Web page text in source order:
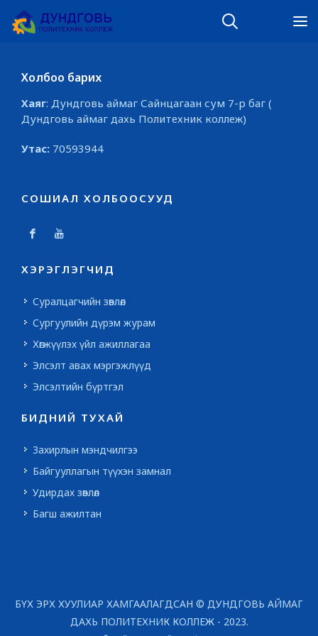
Холбоо барих
Хаяг: Дундговь аймаг Сайнцагаан сум 7-р баг (
Дундговь аймаг дахь Политехник коллеж)
Утас: 70593944
СОШИАЛ ХОЛБООСУУД
ХЭРЭГЛЭГЧИД
Суралцагчийн зөвлөл
Сургуулийн дүрэм журам
Хөгжүүлэх үйл ажиллагаа
Элсэлт авах мэргэжлүүд
Элсэлтийн бүртгэл
БИДНИЙ ТУХАЙ
Захирлын мэндчилгээ
Байгууллагын түүхэн замнал
Удирдах зөвлөл
Багш ажилтан
БҮХ ЭРХ ХУУЛИАР ХАМГААЛАГДСАН © ДУНДГОВЬ АЙМАГ
ДАХЬ ПОЛИТЕХНИК КОЛЛЕЖ - 2023.